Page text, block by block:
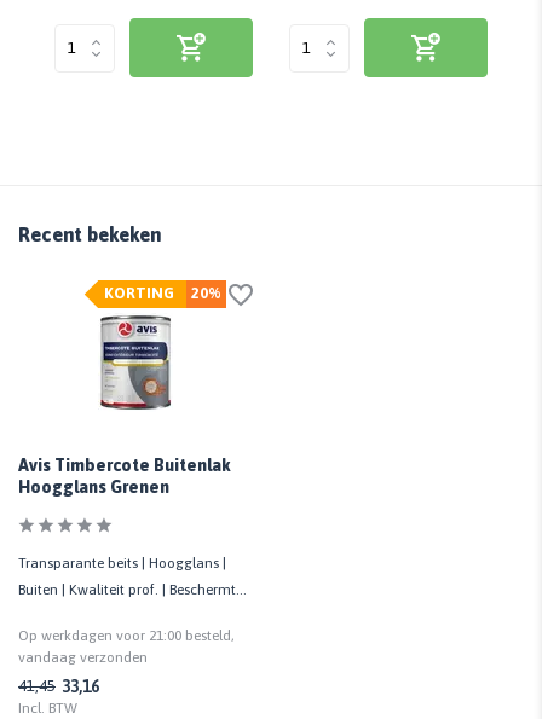
Recent bekeken
20%
KORTING
Avis Timbercote Buitenlak
Hoogglans Grenen
Transparante beits | Hoogglans |
Buiten | Kwaliteit prof. | Beschermt
Op werkdagen voor 21:00 besteld,
vandaag verzonden
41,45 33,16
Incl. BTW